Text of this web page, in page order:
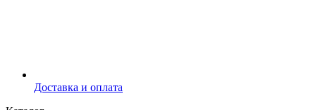
Доставка и оплата